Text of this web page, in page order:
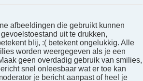
afbeeldingen die gebruikt kunnen
uit te drukken,
blij, :( betekent ongelukkig. Alle
worden weergegeven als je een
geen overdadig gebruik van smilies,
snel onleesbaar wat er toe kan
je bericht aanpast of heel je